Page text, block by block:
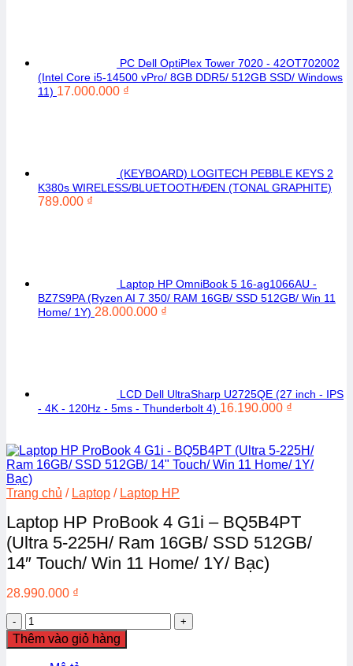
PC Dell OptiPlex Tower 7020 - 42OT702002
(Intel Core i5-14500 vPro/ 8GB DDR5/ 512GB SSD/ Windows
11) 17.000.000 ₫
(KEYBOARD) LOGITECH PEBBLE KEYS 2
K380s WIRELESS/BLUETOOTH/ĐEN (TONAL GRAPHITE)
789.000 ₫
Laptop HP OmniBook 5 16-ag1066AU -
BZ7S9PA (Ryzen AI 7 350/ RAM 16GB/ SSD 512GB/ Win 11
Home/ 1Y) 28.000.000 ₫
LCD Dell UltraSharp U2725QE (27 inch - IPS
- 4K - 120Hz - 5ms - Thunderbolt 4) 16.190.000 ₫
Trang chủ / Laptop / Laptop HP
Laptop HP ProBook 4 G1i – BQ5B4PT
(Ultra 5-225H/ Ram 16GB/ SSD 512GB/
14″ Touch/ Win 11 Home/ 1Y/ Bạc)
28.990.000 ₫
Laptop
HP
ProBook
Thêm vào giỏ hàng